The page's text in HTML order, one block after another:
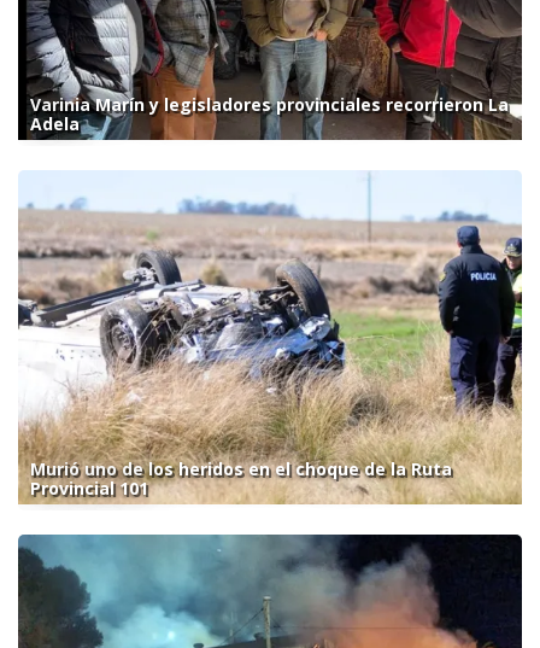
Varinia Marín y legisladores provinciales recorrieron La
Adela
Murió uno de los heridos en el choque de la Ruta
Provincial 101